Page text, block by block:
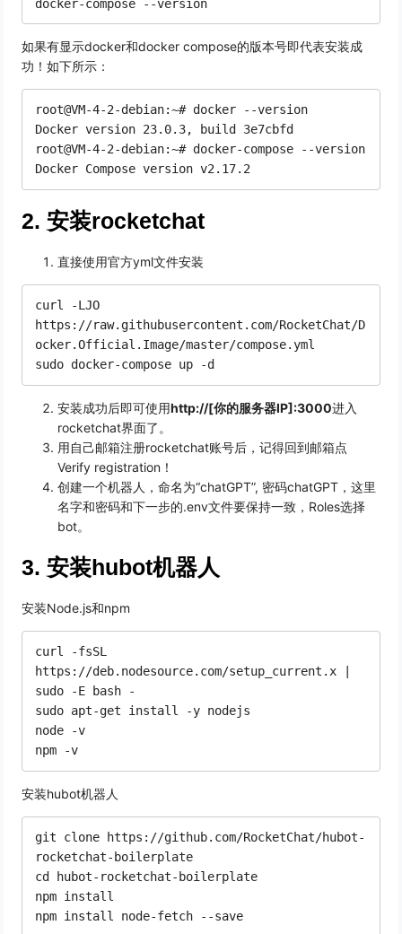
如果有显示docker和docker compose的版本号即代表安装成
功！如下所示：
root@VM-4-2-debian:~# docker --version
Docker version 23.0.3, build 3e7cbfd
root@VM-4-2-debian:~# docker-compose --version
2. 安装rocketchat
直接使用官方yml文件安装
curl -LJO
https://raw.githubusercontent.com/RocketChat/D
ocker.Official.Image/master/compose.yml
安装成功后即可使用http://[你的服务器IP]:3000进入
rocketchat界面了。
用自己邮箱注册rocketchat账号后，记得回到邮箱点
Verify registration！
创建一个机器人，命名为“chatGPT”, 密码chatGPT，这里
名字和密码和下一步的.env文件要保持一致，Roles选择
bot。
3. 安装hubot机器人
安装Node.js和npm
curl -fsSL
https://deb.nodesource.com/setup_current.x |
sudo -E bash -
sudo apt-get install -y nodejs
node -v
安装hubot机器人
git clone https://github.com/RocketChat/hubot-
rocketchat-boilerplate
cd hubot-rocketchat-boilerplate
npm install